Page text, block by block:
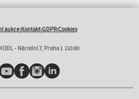
aukce|Kontakt|GDPR|Cookies
- Národní 7, Praha 1 110 00
YouTubeFacebookInstagramLinkedIn